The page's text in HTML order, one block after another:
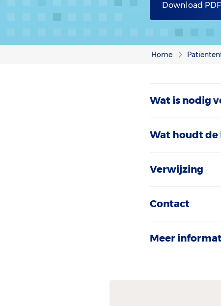
Download PDF
Home
Wat is nodig
Wat houdt de
Verwijzing
Contact
Meer